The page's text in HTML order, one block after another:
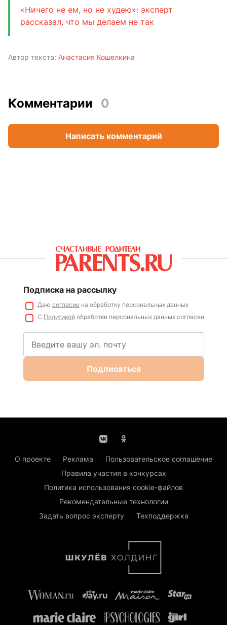
«Ничего не ем, но не худею»: эксперт
рассказал, что мы делаем не так
Автор текста: Анастасия Кошелкина
Комментарии 0
Написать комментарий
Подписка на рассылку
Даю согласиена обработку персональных данных
С Политикойобработки персональных данных согласен
Подписаться
О проекте Реклама
Пользовательское соглашение
Правила участия в конкурсах
Политика использования cookie-файлов
Рекомендательные технологии
Задать вопрос эксперту
Техподдержка